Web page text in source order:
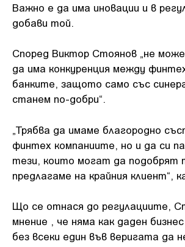
Важно е да има иновации и в
добави той.
Според Виктор Стоянов „не
да има конкуренция между
банките, защото само със
станем по-добри“.
„Трябва да имаме благородно
финтех компаниите, но и да си
тези, които могат да подобрят
предлагаме на крайния клиент“,
Що се отнася до регулациите,
мнение , че няма как даден
без всеки един във веригата да